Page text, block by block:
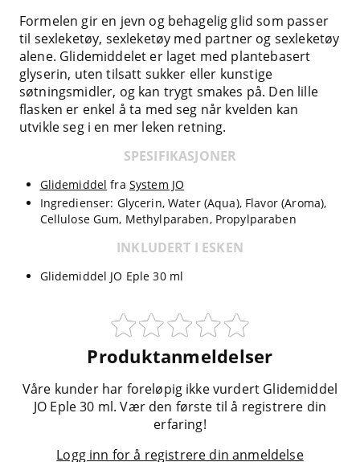
Formelen gir en jevn og behagelig glid som passer
til sexleketøy, sexleketøy med partner og sexleketøy
alene. Glidemiddelet er laget med plantebasert
glyserin, uten tilsatt sukker eller kunstige
søtningsmidler, og kan trygt smakes på. Den lille
flasken er enkel å ta med seg når kvelden kan
utvikle seg i en mer leken retning.
SPESIFIKASJONER
Glidemiddel fra System JO
Ingredienser: Glycerin, Water (Aqua), Flavor (Aroma),
Cellulose Gum, Methylparaben, Propylparaben
INKLUDERT I ESKEN
Glidemiddel JO Eple 30 ml
Produktanmeldelser
Våre kunder har foreløpig ikke vurdert Glidemiddel
JO Eple 30 ml. Vær den første til å registrere din
erfaring!
Logg inn for å registrere din anmeldelse